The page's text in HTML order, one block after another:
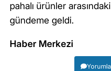
pahalı ürünler
gündeme geldi.
Haber Merkezi